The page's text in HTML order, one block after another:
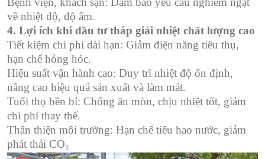
về nhiệt độ, độ ẩm.
4. Lợi ích khi đầu tư tháp giải nhiệt chất lượng cao
Tiết kiệm chi phí dài hạn: Giảm điện năng tiêu thụ,
hạn chế hỏng hóc.
Hiệu suất vận hành cao: Duy trì nhiệt độ ổn định,
nâng cao hiệu quả sản xuất và làm mát.
Tuổi thọ bền bỉ: Chống ăn mòn, chịu nhiệt tốt, giảm
chi phí thay thế.
Thân thiện môi trường: Hạn chế tiêu hao nước, giảm
phát thải CO₂